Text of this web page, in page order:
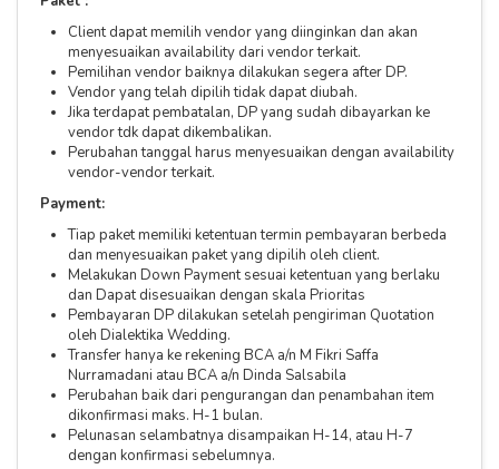
Client dapat memilih vendor yang diinginkan dan akan
menyesuaikan availability dari vendor terkait.
Pemilihan vendor baiknya dilakukan segera after DP.
Vendor yang telah dipilih tidak dapat diubah.
Jika terdapat pembatalan, DP yang sudah dibayarkan ke
vendor tdk dapat dikembalikan.
Perubahan tanggal harus menyesuaikan dengan availability
vendor-vendor terkait.
Payment:
Tiap paket memiliki ketentuan termin pembayaran berbeda
dan menyesuaikan paket yang dipilih oleh client.
Melakukan Down Payment sesuai ketentuan yang berlaku
dan Dapat disesuaikan dengan skala Prioritas
Pembayaran DP dilakukan setelah pengiriman Quotation
oleh Dialektika Wedding.
Transfer hanya ke rekening BCA a/n M Fikri Saffa
Nurramadani atau BCA a/n Dinda Salsabila
Perubahan baik dari pengurangan dan penambahan item
dikonfirmasi maks. H-1 bulan.
Pelunasan selambatnya disampaikan H-14, atau H-7
dengan konfirmasi sebelumnya.